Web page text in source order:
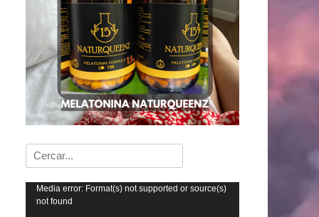
Buscar:
Reproductor
Media error: Format(s) not supported or source(s)
not found